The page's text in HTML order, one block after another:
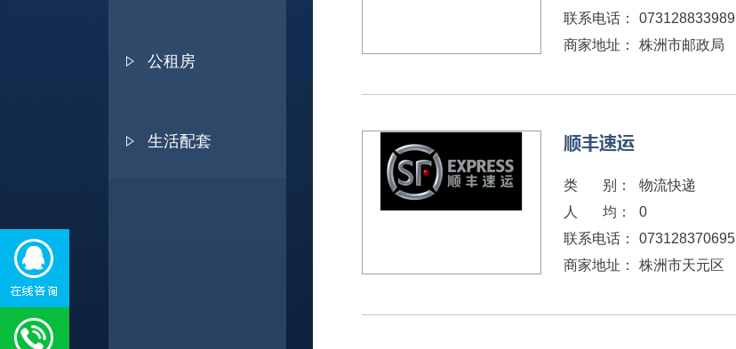
公租房
生活配套
联系电话：
073128833989
商家地址：
株洲市邮政局
顺丰速运
类 别：
物流快递
人 均：
0
联系电话：
073128370695
商家地址：
株洲市天元区